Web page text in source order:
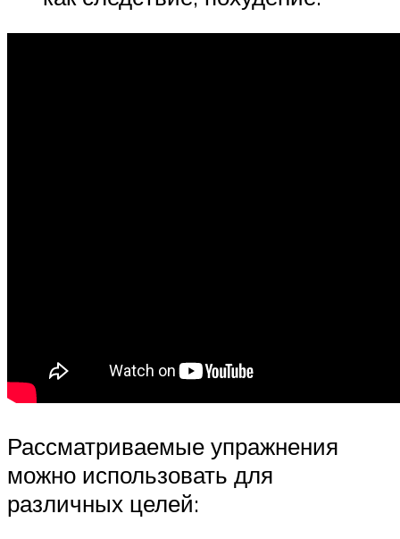
Рассматриваемые упражнения
можно использовать для
различных целей: